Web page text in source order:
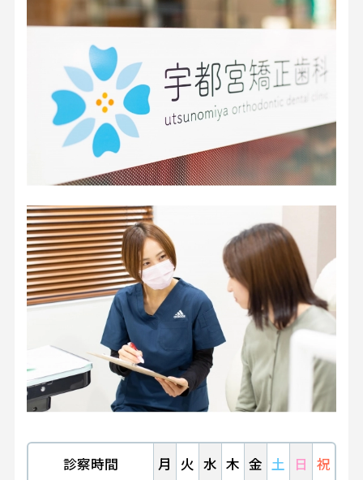
診察時間 月 火 水 木 金 土 日 祝